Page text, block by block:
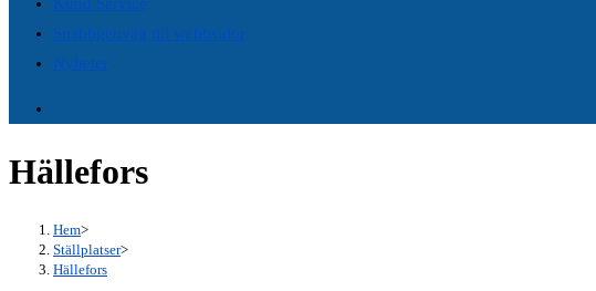
Snabbgenväg till webbsidor
Nyheter
Hällefors
Hem>
Ställplatser>
Hällefors